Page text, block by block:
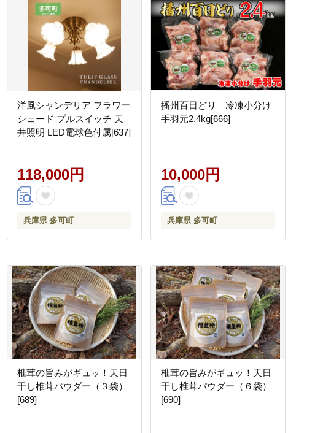
洋風シャンデリア フラワー
シェード プルスイッチ 天
井照明 LED電球色付属[637]
118,000円
兵庫県 多可町
播州百日どり 冷凍小分け
手羽元2.4kg[666]
10,000円
兵庫県 多可町
椎茸の旨みがギュッ！天日
干し椎茸パウダー（３袋）
[689]
椎茸の旨みがギュッ！天日
干し椎茸パウダー（６袋）
[690]